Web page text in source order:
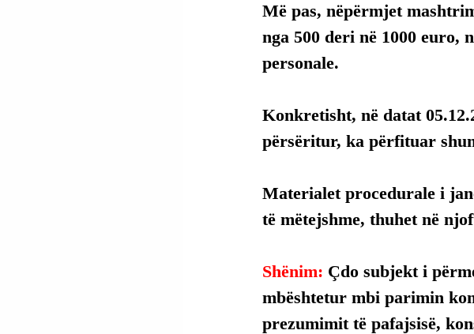
Më pas, nëpërmjet
nga 500 deri në 1000 euro,
personale.
Konkretisht, në datat
përsëritur, ka përfituar
Materialet procedurale i
të mëtejshme, thuhet në
Shënim: Çdo subjekt i
mbështetur mbi parimin
prezumimit të pafajsisë,